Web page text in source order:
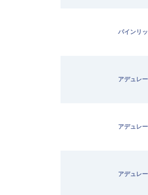
パインリ
アデュレ
アデュレ
アデュレ